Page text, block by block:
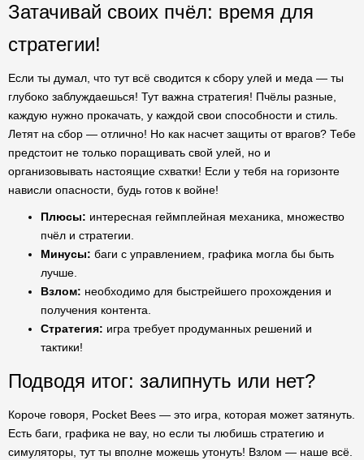
Затачивай своих пчёл: время для
стратегии!
Если ты думал, что тут всё сводится к сбору улей и меда — ты
глубоко заблуждаешься! Тут важна стратегия! Пчёлы разные,
каждую нужно прокачать, у каждой свои способности и стиль.
Летят на сбор — отлично! Но как насчет защиты от врагов? Тебе
предстоит не только поращивать свой улей, но и
организовывать настоящие схватки! Если у тебя на горизонте
нависли опасности, будь готов к войне!
Плюсы: интересная геймплейная механика, множество
пчёл и стратегии.
Минусы: баги с управлением, графика могла бы быть
лучше.
Взлом: необходимо для быстрейшего прохождения и
получения контента.
Стратегия: игра требует продуманных решений и
тактики!
Подводя итог: залипнуть или нет?
Короче говоря, Pocket Bees — это игра, которая может затянуть.
Есть баги, графика не вау, но если ты любишь стратегию и
симуляторы, тут ты вполне можешь утонуть! Взлом — наше всё.